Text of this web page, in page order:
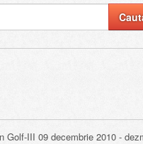
Golf-III 09 decembrie 2010 -